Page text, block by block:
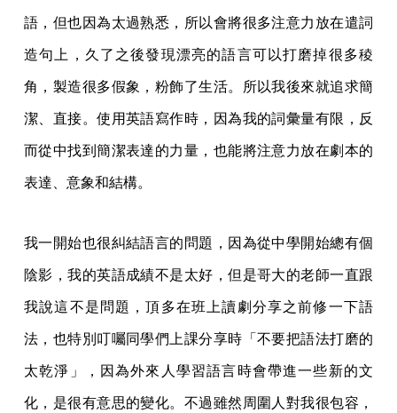
語，但也因為太過熟悉，所以會將很多注意力放在遣詞
造句上，久了之後發現漂亮的語言可以打磨掉很多稜
角，製造很多假象，粉飾了生活。所以我後來就追求簡
潔、直接。使用英語寫作時，因為我的詞彙量有限，反
而從中找到簡潔表達的力量，也能將注意力放在劇本的
表達、意象和結構。
我一開始也很糾結語言的問題，因為從中學開始總有個
陰影，我的英語成績不是太好，但是哥大的老師一直跟
我說這不是問題，頂多在班上讀劇分享之前修一下語
法，也特別叮囑同學們上課分享時「不要把語法打磨的
太乾淨」，因為外來人學習語言時會帶進一些新的文
化，是很有意思的變化。不過雖然周圍人對我很包容，